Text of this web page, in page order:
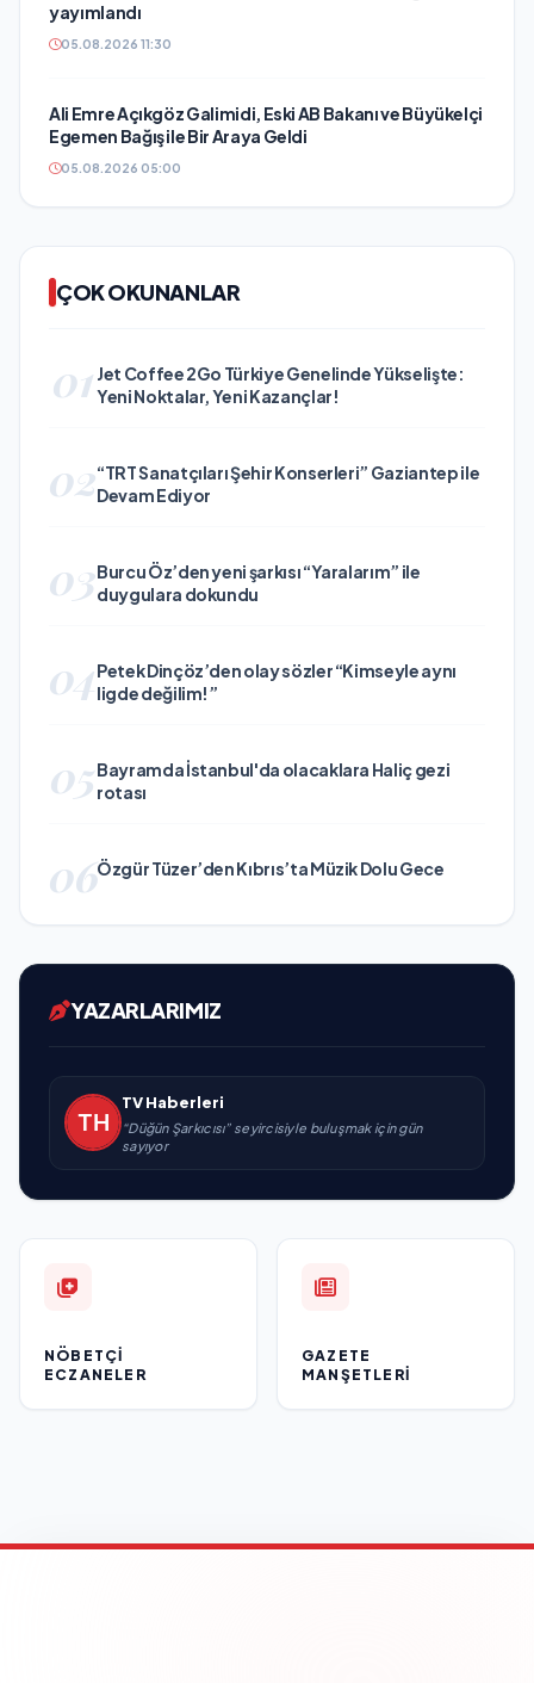
yayımlandı
05.08.2026 11:30
Ali Emre Açıkgöz Galimidi, Eski AB Bakanı ve Büyükelçi
Egemen Bağış ile Bir Araya Geldi
05.08.2026 05:00
ÇOK OKUNANLAR
01 Jet Coffee 2Go Türkiye Genelinde Yükselişte:
Yeni Noktalar, Yeni Kazançlar!
02“TRT Sanatçıları Şehir Konserleri” Gaziantep ile
Devam Ediyor
03Burcu Öz’den yeni şarkısı “Yaralarım” ile
duygulara dokundu
04Petek Dinçöz’den olay sözler “Kimseyle aynı
ligde değilim!”
05Bayramda İstanbul'da olacaklara Haliç gezi
rotası
06Özgür Tüzer’den Kıbrıs’ta Müzik Dolu Gece
YAZARLARIMIZ
TV Haberleri
“Düğün Şarkıcısı” seyircisiyle buluşmak için gün
sayıyor
NÖBETÇI
ECZANELER
GAZETE
MANŞETLERI